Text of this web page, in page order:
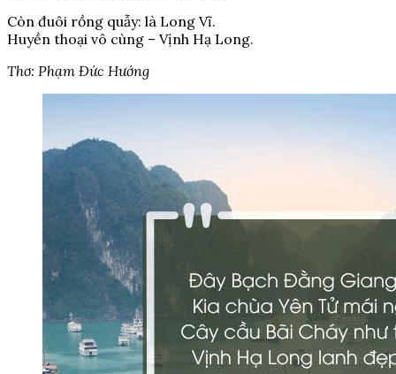
Còn đuôi rồng quẫy: là Long Vĩ.
Huyền thoại vô cùng – Vịnh Hạ Long.
Thơ: Phạm Đức Hướng